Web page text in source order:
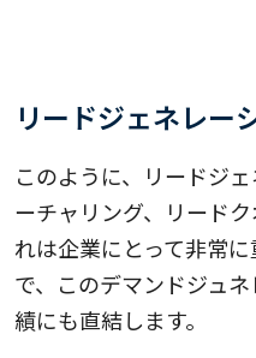
リードジェネレー
このように、リードジ
ーチャリング、リード
れは企業にとって非常
で、このデマンドジュ
績にも直結します。